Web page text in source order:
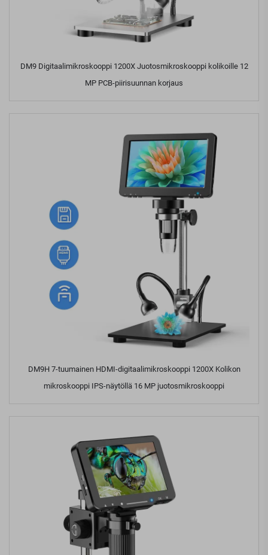
DM9 Digitaalimikroskooppi 1200X Juotosmikroskooppi kolikoille 12
MP PCB-piirisuunnan korjaus
DM9H 7-tuumainen HDMI-digitaalimikroskooppi 1200X Kolikon
mikroskooppi IPS-näytöllä 16 MP juotosmikroskooppi